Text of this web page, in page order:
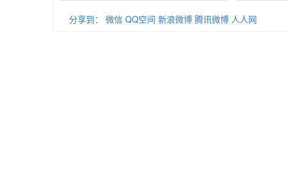
分享到： 微信 QQ空间 新浪微博 腾讯微博 人人网